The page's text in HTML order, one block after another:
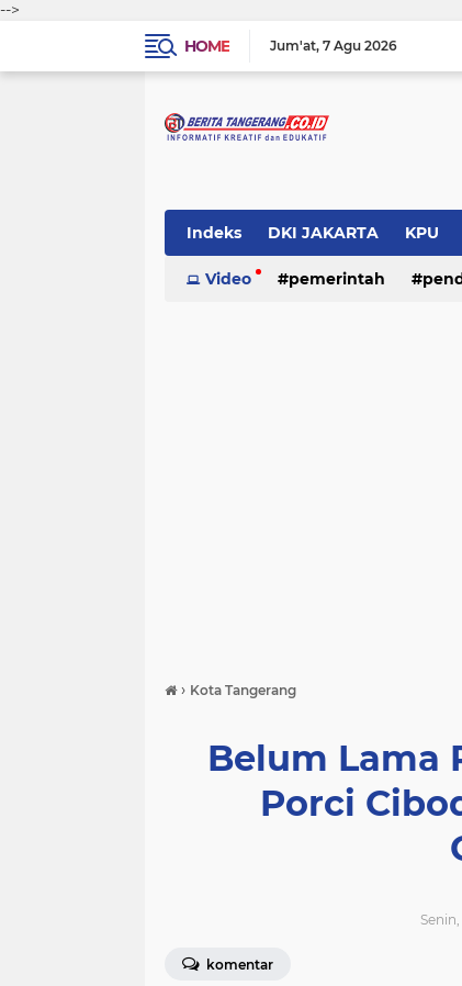
-->
HOME
Jum'at 7 Agu 2026
Indeks DKI JAKARTA KPU
Pemerintah Pendidikan
Video pemerintah
› Kota Tangerang
Belum Lama
Porci
komentar